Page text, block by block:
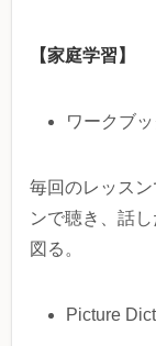
【家庭学習】
ワークブッ
毎回のレッス
ンで聴き、話
図る。
Picture